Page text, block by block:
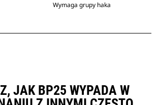
Wymaga grupy haka
JAK BP25 WYPADA W